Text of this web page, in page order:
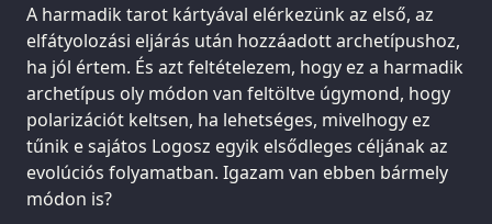
A harmadik tarot kártyával elérkezünk az első, az
elfátyolozási eljárás után hozzáadott archetípushoz,
ha jól értem. És azt feltételezem, hogy ez a harmadik
archetípus oly módon van feltöltve úgymond, hogy
polarizációt keltsen, ha lehetséges, mivelhogy ez
tűnik e sajátos Logosz egyik elsődleges céljának az
evolúciós folyamatban. Igazam van ebben bármely
módon is?